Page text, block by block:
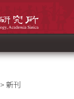
> 新刊